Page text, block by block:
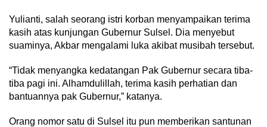
Yulianti, salah seorang istri korban menyampaikan terima
kasih atas kunjungan Gubernur Sulsel. Dia menyebut
suaminya, Akbar mengalami luka akibat musibah tersebut.
“Tidak menyangka kedatangan Pak Gubernur secara tiba-
tiba pagi ini. Alhamdulillah, terima kasih perhatian dan
bantuannya pak Gubernur,” katanya.
Orang nomor satu di Sulsel itu pun memberikan santunan